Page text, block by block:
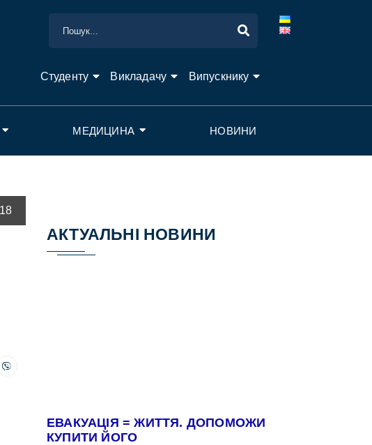
Студенту Викладачу Випускнику
МЕДИЦИНА НОВИНИ
АКТУАЛЬНІ НОВИНИ
ЕВАКУАЦІЯ = ЖИТТЯ. ДОПОМОЖИ
КУПИТИ ЙОГО